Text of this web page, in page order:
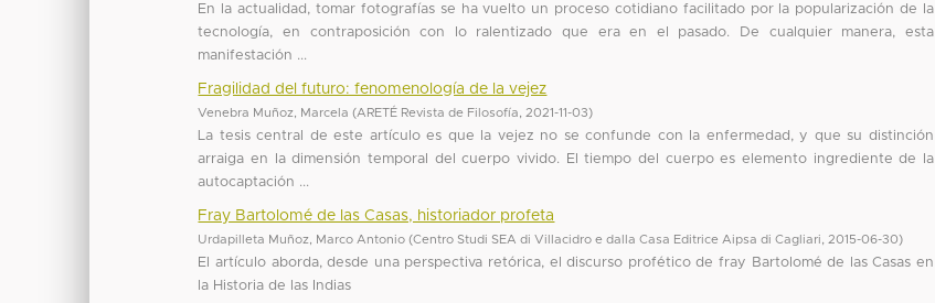
En la actualidad, tomar fotografías se ha vuelto un proceso cotidiano facilitado por la popularización de la
tecnología, en contraposición con lo ralentizado que era en el pasado. De cualquier manera, esta
manifestación ...
Fragilidad del futuro: fenomenología de la vejez
Venebra Muñoz, Marcela (ARETÉ Revista de Filosofía 2021-11-03)
La tesis central de este artículo es que la vejez no se confunde con la enfermedad, y que su distinción
arraiga en la dimensión temporal del cuerpo vivido. El tiempo del cuerpo es elemento ingrediente de la
autocaptación ...
Fray Bartolomé de las Casas, historiador profeta
Urdapilleta Muñoz, Marco Antonio (Centro Studi SEA di Villacidro e dalla Casa Editrice Aipsa di Cagliari 2015-06-30)
El artículo aborda, desde una perspectiva retórica, el discurso profético de fray Bartolomé de las Casas en
la Historia de las Indias